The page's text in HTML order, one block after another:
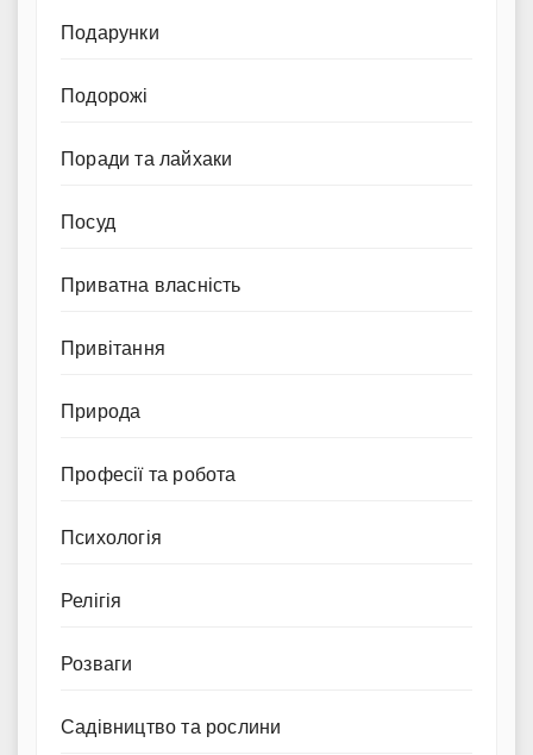
Подарунки
Подорожі
Поради та лайхаки
Посуд
Приватна власність
Привітання
Природа
Професії та робота
Психологія
Релігія
Розваги
Садівництво та рослини